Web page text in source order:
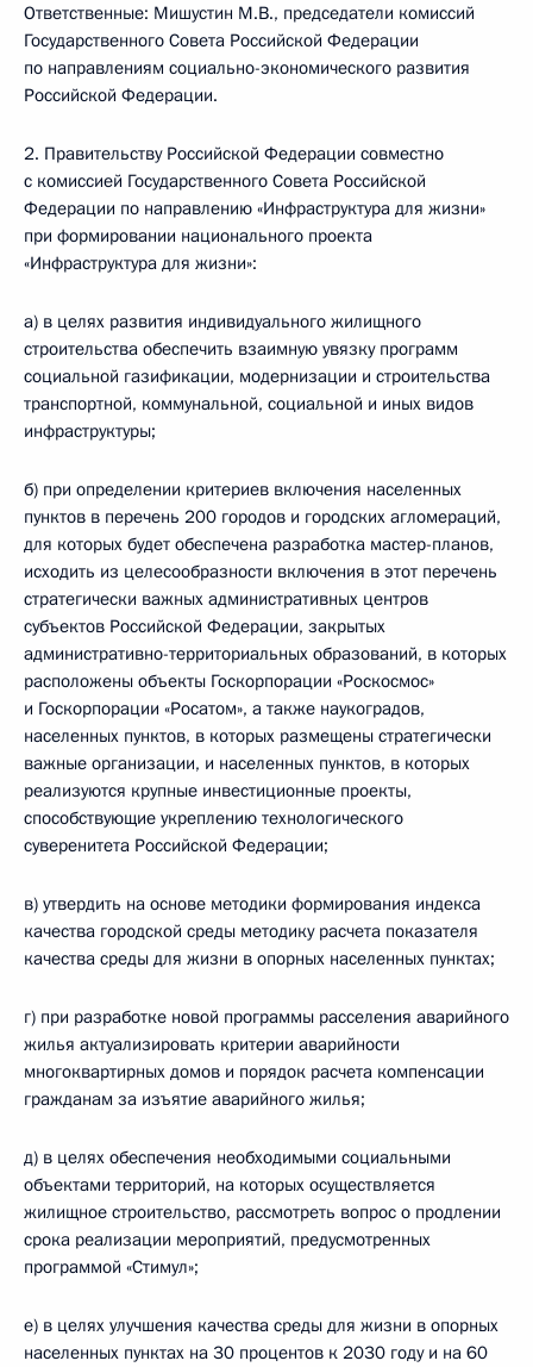
Ответственные: Мишустин М.В., председатели комиссий
Государственного Совета Российской Федерации
по направлениям социально-экономического развития
Российской Федерации.
2. Правительству Российской Федерации совместно
с комиссией Государственного Совета Российской
Федерации по направлению «Инфраструктура для жизни»
при формировании национального проекта
«Инфраструктура для жизни»:
а) в целях развития индивидуального жилищного
строительства обеспечить взаимную увязку программ
социальной газификации, модернизации и строительства
транспортной, коммунальной, социальной и иных видов
инфраструктуры;
б) при определении критериев включения населенных
пунктов в перечень 200 городов и городских агломераций,
для которых будет обеспечена разработка мастер-планов,
исходить из целесообразности включения в этот перечень
стратегически важных административных центров
субъектов Российской Федерации, закрытых
административно-территориальных образований, в которых
расположены объекты Госкорпорации «Роскосмос»
и Госкорпорации «Росатом», а также наукоградов,
населенных пунктов, в которых размещены стратегически
важные организации, и населенных пунктов, в которых
реализуются крупные инвестиционные проекты,
способствующие укреплению технологического
суверенитета Российской Федерации;
в) утвердить на основе методики формирования индекса
качества городской среды методику расчета показателя
качества среды для жизни в опорных населенных пунктах;
г) при разработке новой программы расселения аварийного
жилья актуализировать критерии аварийности
многоквартирных домов и порядок расчета компенсации
гражданам за изъятие аварийного жилья;
д) в целях обеспечения необходимыми социальными
объектами территорий, на которых осуществляется
жилищное строительство, рассмотреть вопрос о продлении
срока реализации мероприятий, предусмотренных
программой «Стимул»;
е) в целях улучшения качества среды для жизни в опорных
населенных пунктах на 30 процентов к 2030 году и на 60